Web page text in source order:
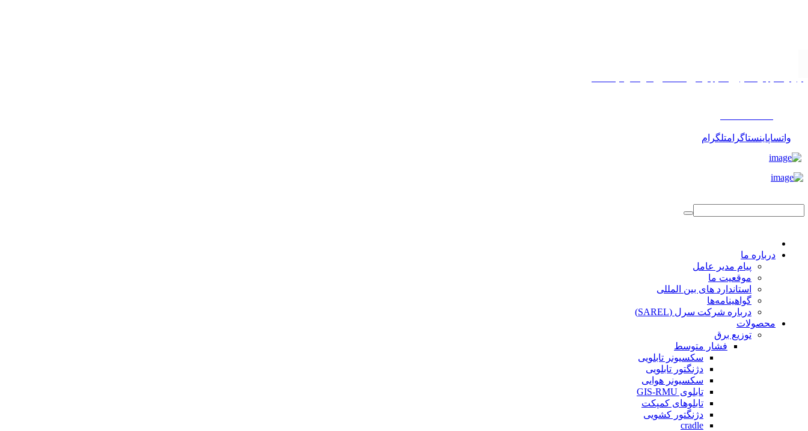
واتساپاینستاگرامتلگرام
درباره ما
پیام مدیر عامل
موقعیت ما
استاندارد های بین المللی
گواهینامه‌ها
درباره شرکت سرل (SAREL)
محصولات
توزیع برق
فشار متوسط
سکسیونر تابلویی
دژنگتور تابلویی
سکسیونر هوایی
تابلوی GIS-RMU
تابلوهای کمپکت
دژنگتور کشویی
cradle